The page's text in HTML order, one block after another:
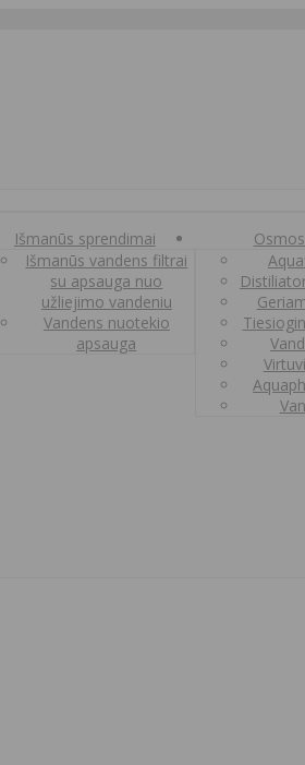
Išmanūs sprendimai
Išmanūs vandens filtrai
su apsauga nuo
užliejimo vandeniu
Vandens nuotekio
apsauga